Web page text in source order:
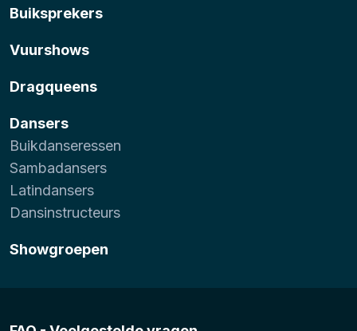
Buiksprekers
Vuurshows
Dragqueens
Dansers
Buikdanseressen
Sambadansers
Latindansers
Dansinstructeurs
Showgroepen